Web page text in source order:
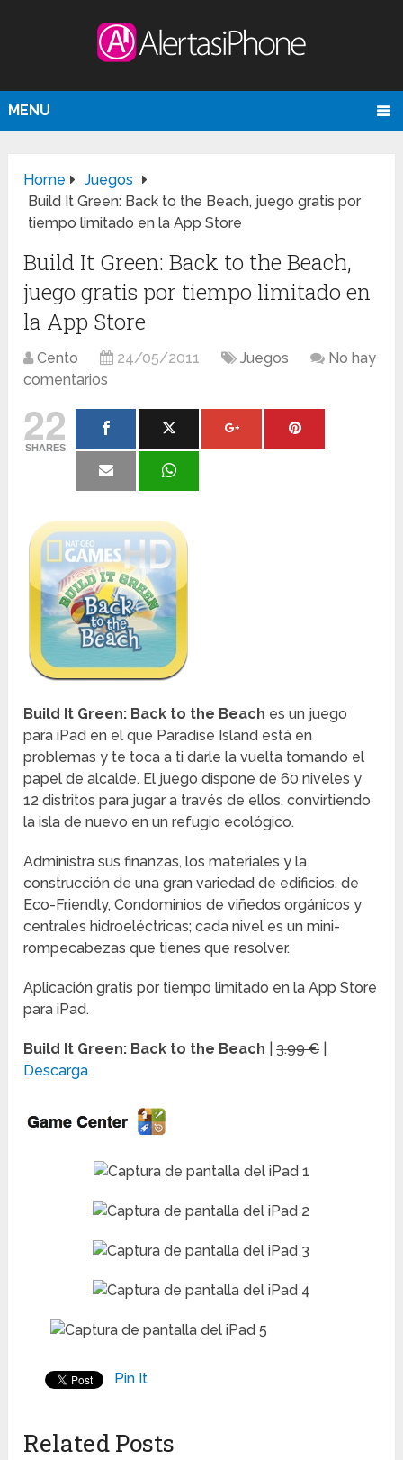
MENU
Home
Juegos
Build It Green: Back to the Beach, juego gratis por
tiempo limitado en la App Store
Build It Green: Back to the Beach,
juego gratis por tiempo limitado en
la App Store
Cento 24/05/2011 Juegos
No hay
comentarios
22
SHARES
Build It Green: Back to the Beach es un juego
para iPad en el que Paradise Island está en
problemas y te toca a ti darle la vuelta tomando el
papel de alcalde. El juego dispone de 60 niveles y
12 distritos para jugar a través de ellos, convirtiendo
la isla de nuevo en un refugio ecológico.
Administra sus finanzas, los materiales y la
construcción de una gran variedad de edificios, de
Eco-Friendly, Condominios de viñedos orgánicos y
centrales hidroeléctricas; cada nivel es un mini-
rompecabezas que tienes que resolver.
Aplicación gratis por tiempo limitado en la App Store
para iPad.
Build It Green: Back to the Beach |3.99 €
Descarga
Pin It
Related Posts